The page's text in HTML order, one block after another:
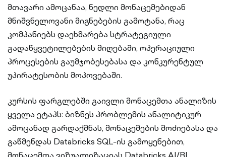
მთავარი ამოცანაა, ნედლი მონაცემებიდან
მნიშვნელოვანი მიგნებების გამოტანა, რაც
კომპანიებს დაეხმარება სტრატეგიული
გადაწყვეტილებების მიღებაში, ოპერაციული
პროცესების გაუმჯობესებასა და კონკურენტულ
უპირატესობის მოპოვებაში.
კურსის ფარგლებში გაივლი მონაცემთა ანალიზის
ყველა ეტაპს: ბიზნეს პრობლემის ანალიტიკურ
ამოცანად გარდაქმნას, მონაცემების მოძიებასა და
გაწმენდას Databricks SQL-ის გამოყენებით,